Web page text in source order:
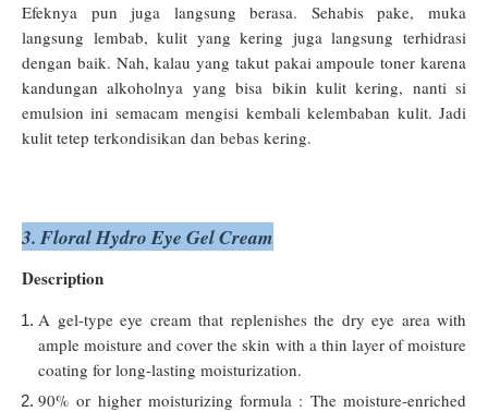
Efeknya pun juga langsung berasa. Sehabis pake, muka
langsung lembab, kulit yang kering juga langsung terhidrasi
dengan baik. Nah, kalau yang takut pakai ampoule toner karena
kandungan alkoholnya yang bisa bikin kulit kering, nanti si
emulsion ini semacam mengisi kembali kelembaban kulit. Jadi
kulit tetep terkondisikan dan bebas kering.
3. Floral Hydro Eye Gel Cream
Description
A gel-type eye cream that replenishes the dry eye area with
ample moisture and cover the skin with a thin layer of moisture
coating for long-lasting moisturization.
90% or higher moisturizing formula : The moisture-enriched